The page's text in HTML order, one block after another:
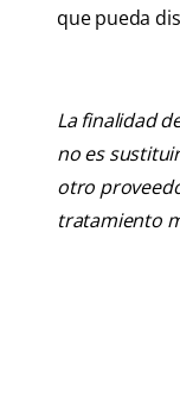
que pueda
La finalidad
no es
otro
tratamiento